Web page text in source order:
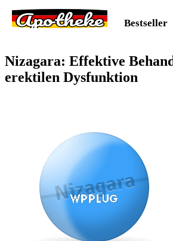
Apotheke Bestseller
Nizagara: Effektive
erektilen Dysfunktion